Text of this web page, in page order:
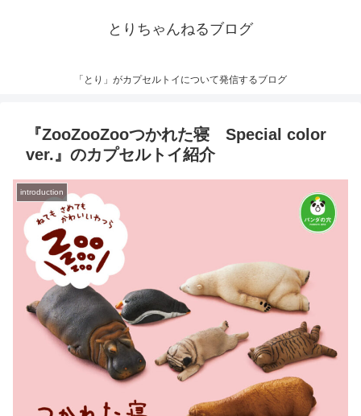
とりちゃんねるブログ
「とり」がカプセルトイについて発信するブログ
『ZooZooZooつかれた寝 Special color
ver.』のカプセルトイ紹介
introduction